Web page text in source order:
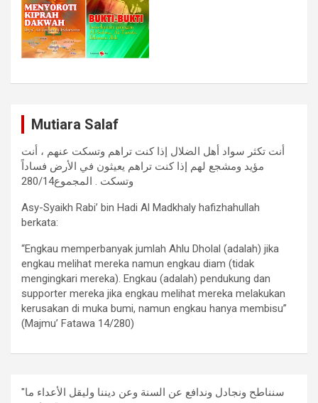
Mutiara Salaf
أنت تكثر سواد أهل الضلال إذا كنت تراهم وتسكت عنهم ، أنت
مؤيد ومشجع لهم إذا كنت تراهم يعيثون في الأرض فساداً
وتسكت . المجموع280/14
Asy-Syaikh Rabi’ bin Hadi Al Madkhaly hafizhahullah
berkata:
“Engkau memperbanyak jumlah Ahlu Dholal (adalah) jika
engkau melihat mereka namun engkau diam (tidak
mengingkari mereka). Engkau (adalah) pendukung dan
supporter mereka jika engkau melihat mereka melakukan
kerusakan di muka bumi, namun engkau hanya membisu”
(Majmu’ Fatawa 14/280)
"سنناطح ونجادل وندافع عن السنة وعن ديننا وليقل الأعداء ما